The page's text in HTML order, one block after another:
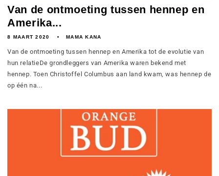
Van de ontmoeting tussen hennep en
Amerika...
8 MAART 2020 MAMA KANA
Van de ontmoeting tussen hennep en Amerika tot de evolutie van
hun relatieDe grondleggers van Amerika waren bekend met
hennep. Toen Christoffel Columbus aan land kwam, was hennep de
op één na...